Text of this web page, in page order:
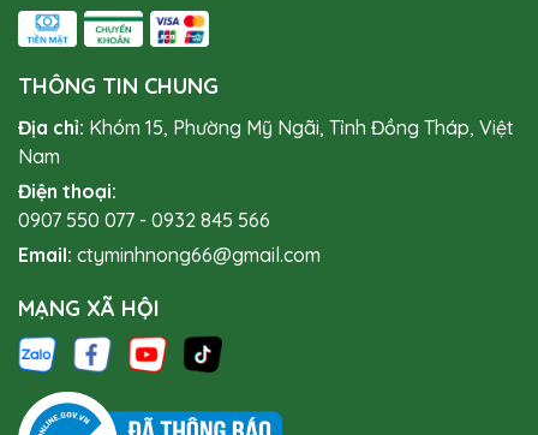
THÔNG TIN CHUNG
Địa chỉ: Khóm 15, Phường Mỹ Ngãi, Tỉnh Đồng Tháp, Việt
Nam
Điện thoại:
0907 550 077 - 0932 845 566
Email: ctyminhnong66@gmail.com
MẠNG XÃ HỘI